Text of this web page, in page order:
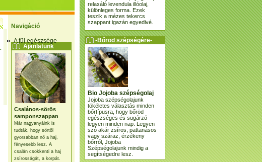
Navigáció
A fül egészsége
Ajánlatunk
Csalános-sörös
samponszappan
Már nagyanyáink is
tudták, hogy sörtől
gyorsabban nő a haj,
fényesebb lesz. A
csalán csökkenti a haj
zsírosságát, a korpát.
relaxáló levendula illóolaj,
különleges forma. Ezek
teszik a mézes tekercs
szappant igazán egyedivé.
-Bőröd szépségére-
Bio Jojoba szépségolaj
Jojoba szépségolajunk
tökéletes választás minden
bőrtípusra, hogy bőröd
egészséges és sugárzó
legyen minden nap. Legyen
szó akár zsíros, pattanásos
vagy száraz, érzékeny
bőrről, Jojoba
Szépségolajunk mindig a
segítségedre lesz.